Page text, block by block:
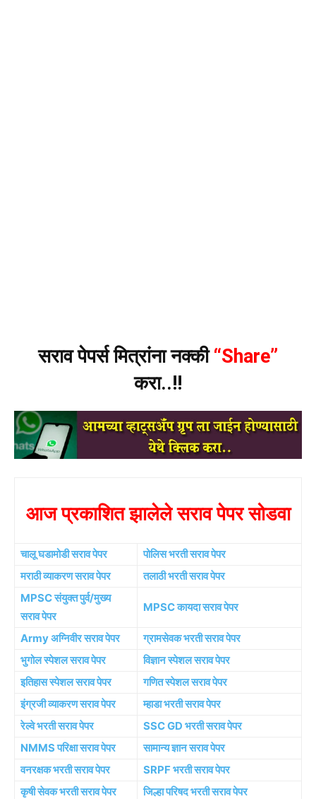
सराव पेपर्स मित्रांना नक्की“Share”
करा..!!
आज प्रकाशित झालेले सराव पेपर सोडवा
चालू घडामोडी सराव पेपर
पोलिस भरती सराव पेपर
मराठी व्याकरण सराव पेपर
तलाठी भरती सराव पेपर
MPSC संयुक्त पुर्व/मुख्य
सराव पेपर
MPSC कायदा सराव पेपर
Army अग्निवीर सराव पेपर
ग्रामसेवक भरती सराव पेपर
भुगोल स्पेशल सराव पेपर
विज्ञान स्पेशल सराव पेपर
इतिहास स्पेशल सराव पेपर
गणित स्पेशल सराव पेपर
इंग्रजी व्याकरण सराव पेपर
म्हाडा भरती सराव पेपर
रेल्वे भरती सराव पेपर
SSC GD भरती सराव पेपर
NMMS परिक्षा सराव पेपर
सामान्य ज्ञान सराव पेपर
वनरक्षक भरती सराव पेपर
SRPF भरती सराव पेपर
कृषी सेवक भरती सराव पेपर
जिल्हा परिषद भरती सराव पेपर